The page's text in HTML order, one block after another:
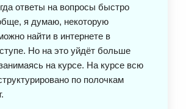
ответы на вопросы быстро
я думаю, некоторую
найти в интернете в
Но на это уйдёт больше
на курсе. На курсе всю
по полочкам